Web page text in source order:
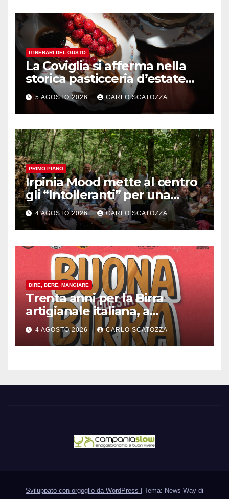
ITINERARI DEL GUSTO
La Coviglia si afferma nella
storica pasticceria d’estate
ma il top rimane la
sfogliatella, in diretta da
Pintauro
5 AGOSTO 2026 CARLO SCATOZZA
PRIMO PIANO
Irpinia Mood mette al centro
gli “Intolleranti” per una
rivoluzione sostenibile del
cibo
4 AGOSTO 2026 CARLO SCATOZZA
DIRE, BERE, MANGIARE
Trenta anni per la Birra
artigianale italiana, a
Pomigliano d’arco evento
celebrativo con birra speciale
4 AGOSTO 2026 CARLO SCATOZZA
Sviluppato con orgoglio da WordPress | Tema: News Way di